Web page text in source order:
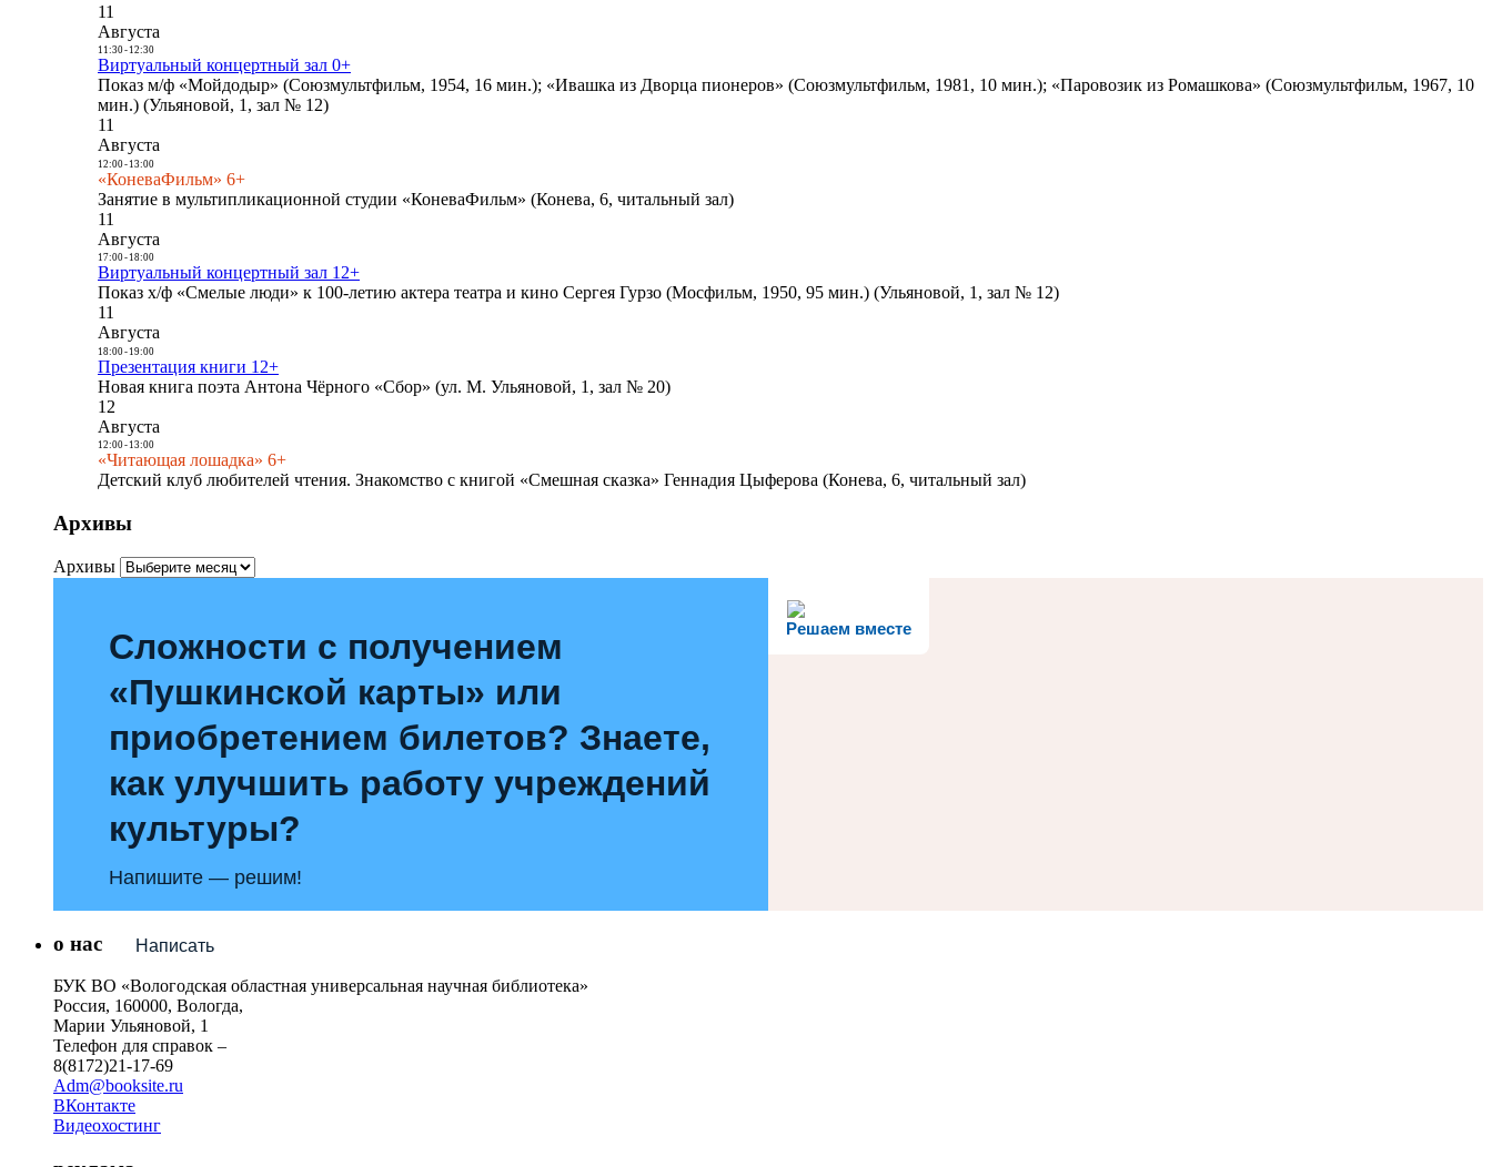
11
Августа
11:30- 12:30
Виртуальный концертный зал 0+
Показ м/ф «Мойдодыр» (Союзмультфильм, 1954, 16 мин.); «Ивашка из Дворца пионеров» (Союзмультфильм, 1981, 10 мин.); «Паровозик из Ромашкова» (Союзмультфильм, 1967, 10
мин.) (Ульяновой, 1, зал № 12)
11
Августа
12:00- 13:00
«КоневаФильм» 6+
Занятие в мультипликационной студии «КоневаФильм» (Конева, 6, читальный зал)
11
Августа
17:00- 18:00
Виртуальный концертный зал 12+
Показ х/ф «Смелые люди» к 100-летию актера театра и кино Сергея Гурзо (Мосфильм, 1950, 95 мин.) (Ульяновой, 1, зал № 12)
11
Августа
18:00- 19:00
Презентация книги 12+
Новая книга поэта Антона Чёрного «Сбор» (ул. М. Ульяновой, 1, зал № 20)
12
Августа
12:00- 13:00
«Читающая лошадка» 6+
Детский клуб любителей чтения. Знакомство с книгой «Смешная сказка» Геннадия Цыферова (Конева, 6, читальный зал)
Архивы
Архивы
Решаем вместе
Сложности с получением
«Пушкинской карты» или
приобретением билетов? Знаете,
как улучшить работу учреждений
культуры?
Напишите — решим!
Написать
о нас
БУК ВО «Вологодская областная универсальная научная библиотека»
Россия, 160000, Вологда,
Марии Ульяновой, 1
Телефон для справок –
8(8172)21-17-69
Adm@booksite.ru
ВКонтакте
Видеохостинг